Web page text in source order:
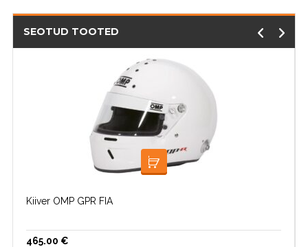
SEOTUD TOOTED
LISA KORVI
Kiiver OMP GPR FIA
465.00 €